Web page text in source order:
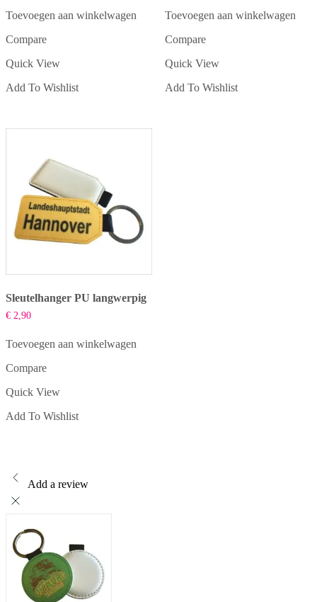
Toevoegen aan winkelwagen
Compare
Quick View
Add To Wishlist
Toevoegen aan winkelwagen
Compare
Quick View
Add To Wishlist
Sleutelhanger PU langwerpig
€ 2,90
Toevoegen aan winkelwagen
Compare
Quick View
Add To Wishlist
Add a review